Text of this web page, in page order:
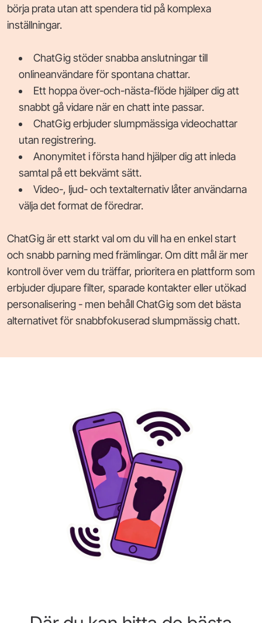
börja prata utan att spendera tid på komplexa
inställningar.
ChatGig stöder snabba anslutningar till
onlineanvändare för spontana chattar.
Ett hoppa över-och-nästa-flöde hjälper dig att
snabbt gå vidare när en chatt inte passar.
ChatGig erbjuder slumpmässiga videochattar
utan registrering.
Anonymitet i första hand hjälper dig att inleda
samtal på ett bekvämt sätt.
Video-, ljud- och textalternativ låter användarna
välja det format de föredrar.
ChatGig är ett starkt val om du vill ha en enkel start
och snabb parning med främlingar. Om ditt mål är mer
kontroll över vem du träffar, prioritera en plattform som
erbjuder djupare filter, sparade kontakter eller utökad
personalisering - men behåll ChatGig som det bästa
alternativet för snabbfokuserad slumpmässig chatt.